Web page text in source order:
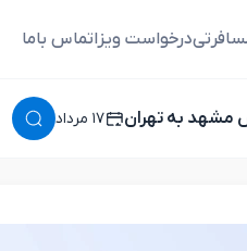
درخواست ویزاتماس باما
مشهد به تهران ١٧ مرداد